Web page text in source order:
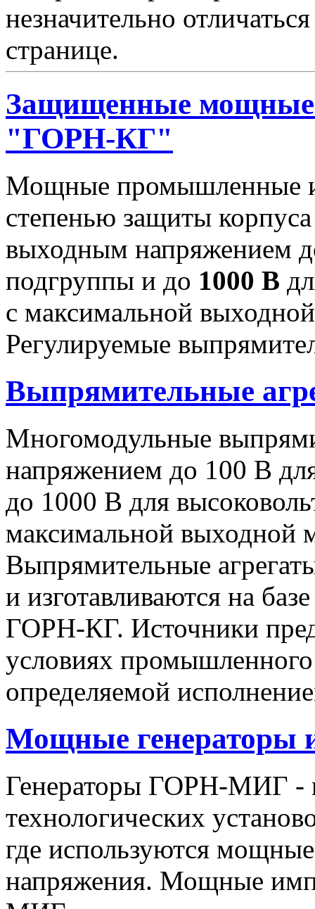
незначительно
странице.
Защищенные мощные
"ГОРН-КГ"
Мощные промышленные
степенью защиты
выходным напряжением
подгруппы и до 1000 В
с максимальной
Регулируемые
Выпрямительные
Многомодульные
напряжением до 100 В
до 1000 В для
максимальной
Выпрямительные
и изготавливаются на
ГОРН-КГ. Источники
условиях промышленного
определяемой
Мощные
Генераторы ГОРН-МИГ -
технологических
где используются
напряжения. Мощные